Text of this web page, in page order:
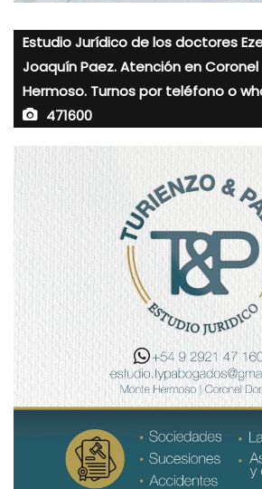
Estudio Jurídico de los doctores
Joaquín Paez. Atención en
Hermoso. Turnos por teléfono o
471600